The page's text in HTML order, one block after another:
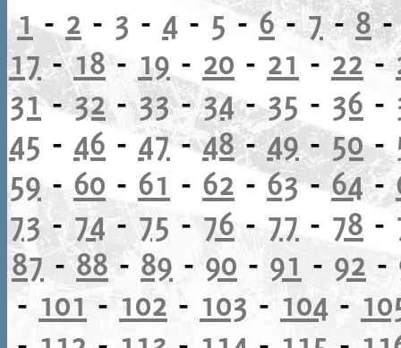
1- 2 - 3 - 4 - 5-6-7-8
17-18- 19 - 20 - 21 - 22 -
31-32-33-34-35 - 36 -
45 - 46 - 47-48-49 -50-
59- 60 - 61 - 62 -63-64-
73-74 - 75 - 76 - 77 - 78 -
87 -88-89 - 90 - 91 - 92 -
- 101 - 102 - 103 - 104 -